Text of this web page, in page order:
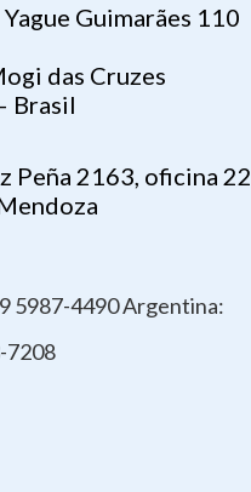
Guimarães 110
das Cruzes
Brasil
Peña 2163, oficina 22
5987-4490 Argentina:
7208